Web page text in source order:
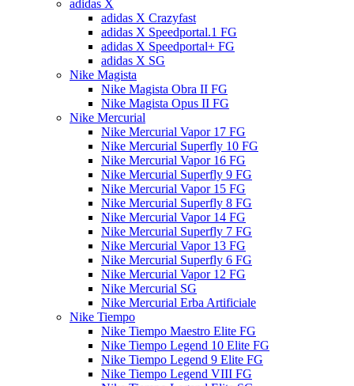
adidas X
adidas X Crazyfast
adidas X Speedportal.1 FG
adidas X Speedportal+ FG
adidas X SG
Nike Magista
Nike Magista Obra II FG
Nike Magista Opus II FG
Nike Mercurial
Nike Mercurial Vapor 17 FG
Nike Mercurial Superfly 10 FG
Nike Mercurial Vapor 16 FG
Nike Mercurial Superfly 9 FG
Nike Mercurial Vapor 15 FG
Nike Mercurial Superfly 8 FG
Nike Mercurial Vapor 14 FG
Nike Mercurial Superfly 7 FG
Nike Mercurial Vapor 13 FG
Nike Mercurial Superfly 6 FG
Nike Mercurial Vapor 12 FG
Nike Mercurial SG
Nike Mercurial Erba Artificiale
Nike Tiempo
Nike Tiempo Maestro Elite FG
Nike Tiempo Legend 10 Elite FG
Nike Tiempo Legend 9 Elite FG
Nike Tiempo Legend VIII FG